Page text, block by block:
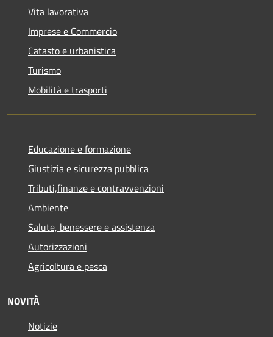
Vita lavorativa
Imprese e Commercio
Catasto e urbanistica
Turismo
Mobilità e trasporti
Educazione e formazione
Giustizia e sicurezza pubblica
Tributi,finanze e contravvenzioni
Ambiente
Salute, benessere e assistenza
Autorizzazioni
Agricoltura e pesca
NOVITÀ
Notizie